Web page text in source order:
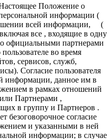
Положение о
информации (
всей информации, (
все , входящие в одну
официальными партнерами
во время
сервисов, служб,
Согласие пользователя
информации, данное им в
в рамках отношений
Партнерами ,
в группу и Партнеров .
безоговорочное согласие
и указанными в ней
информации; в случае